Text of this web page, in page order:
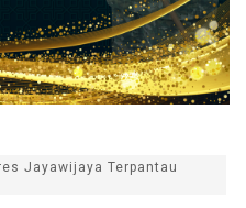
Jayawijaya Terpantau